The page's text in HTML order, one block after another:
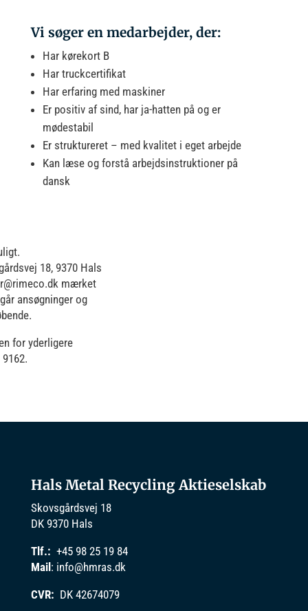
Vi søger en medarbejder, der:
Har kørekort B
Har truckcertifikat
Har erfaring med maskiner
Er positiv af sind, har ja-hatten på og er
mødestabil
Er struktureret – med kvalitet i eget arbejde
Kan læse og forstå arbejdsinstruktioner på
dansk
18, 9370 Hals
mærket
ansøgninger og
for yderligere
Hals Metal Recycling Aktieselskab
Skovsgårdsvej 18
DK 9370 Hals
Tlf.: +45 98 25 19 84
Mail : info@hmras.dk
CVR: DK 42674079